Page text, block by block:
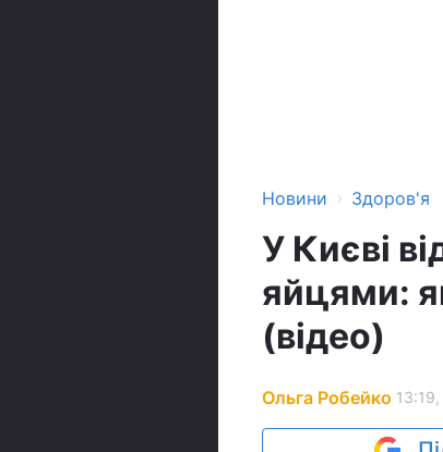
Новини › Здоров'я
У Києві
яйцями:
(відео)
Ольга Робейко